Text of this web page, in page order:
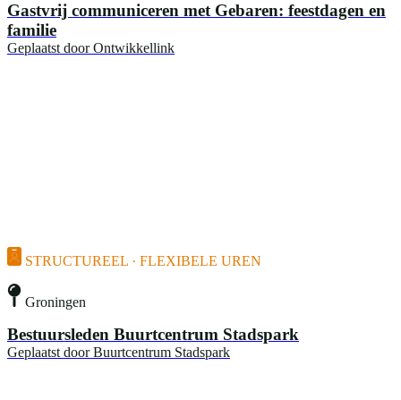
Gastvrij communiceren met Gebaren: feestdagen en
familie
Geplaatst door Ontwikkellink
STRUCTUREEL · FLEXIBELE UREN
Groningen
Bestuursleden Buurtcentrum Stadspark
Geplaatst door Buurtcentrum Stadspark